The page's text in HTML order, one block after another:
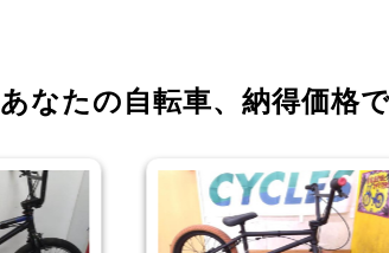
あなたの自転車、 納得価格